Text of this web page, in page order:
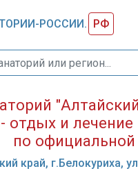
РОССИИ. РФ
отдых и лечение
по официальной
край, г.Белокуриха,